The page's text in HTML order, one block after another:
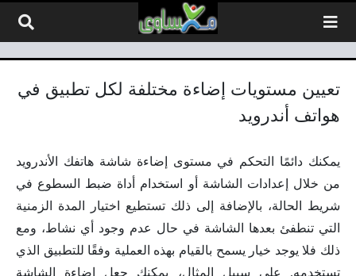
تعيين مستويات إضاءة مختلفة لكل تطبيق في
هواتف أندرويد
يمكنك دائمًا التحكم في مستوى إضاءة شاشة هاتفك الأندرويد
من خلال إعدادات الشاشة أو استخدام أداة ضبط السطوع في
شريط الحالة، بالإضافة إلى ذلك تستطيع اختيار المدة الزمنية
التي تنطفئ بعدها الشاشة في حال عدم وجود أي نشاط، ومع
ذلك فلا يوجد خيار يسمح بالقيام بهذه العملية وفقًا للتطبيق الذي
تستخدمه. على سبيل المثال، يمكنك جعل إضاءة الشاشة